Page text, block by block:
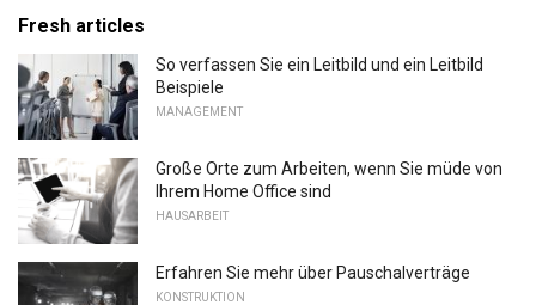
Fresh articles
So verfassen Sie ein Leitbild und ein Leitbild
Beispiele
MANAGEMENT
Große Orte zum Arbeiten, wenn Sie müde von
Ihrem Home Office sind
HAUSARBEIT
Erfahren Sie mehr über Pauschalverträge
KONSTRUKTION